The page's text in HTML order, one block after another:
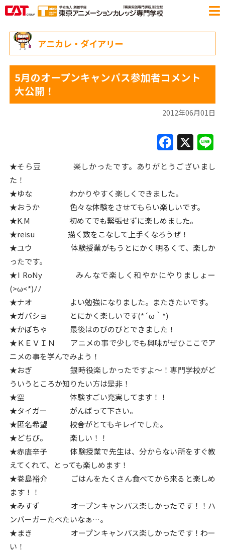
アニカレ・ダイアリー
5月のオープンキャンパス参加者コメント
大公開！
2012年06月01日
F
a
c
b
o
o
k
X
★そら豆 楽しかったです。ありがとうございまし
た！
★ゆな わかりやすく楽しくできました。
★おうか 色々な体験をさせてもらい楽しいです。
★K.M 初めてでも緊張せずに楽しめました。
★reisu 描く数をこなして上手くなろうぜ！
★ユウ 体験授業がもうとにかく明るくて、楽しか
ったです。
★I RoNy みんなで楽しく和やかにやりましょー
(>ω<*)ﾉﾉ
★ナオ よい勉強になりました。またきたいです。
★ガバショ とにかく楽しいです(*´ω｀*)
★かぼちゃ 最後はのびのびとできました！
★ＫＥＶＩＮ アニメの事で少しでも興味がぜひここでア
ニメの事を学んでみよう！
★おぎ 銀時役楽しかったですよ〜！専門学校がど
ういうところか知りたい方は是非！
★空 体験すごい充実してます！！
★タイガー がんばって下さい。
★匿名希望 校舎がとてもキレイでした。
★どちび。 楽しい！！
★赤唐辛子 体験授業で先生は、分からない所をすぐ教
えてくれて、とっても楽しめます！
★巻島裕介 ごはんをたくさん食べてから来ると楽しめ
ます！！
★みすず オープンキャンパス楽しかったです！！ハ
ンバーガーたべたいなぁ…。
★まき オープンキャンパス楽しかったです！わー
い！